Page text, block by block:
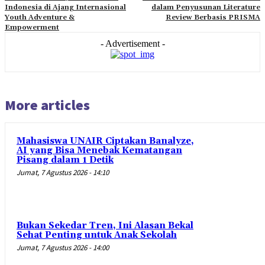
Indonesia di Ajang Internasional
Youth Adventure &
Empowerment
dalam Penyusunan Literature
Review Berbasis PRISMA
- Advertisement -
More articles
Mahasiswa UNAIR Ciptakan Banalyze,
AI yang Bisa Menebak Kematangan
Pisang dalam 1 Detik
Jumat, 7 Agustus 2026 - 14:10
Bukan Sekedar Tren, Ini Alasan Bekal
Sehat Penting untuk Anak Sekolah
Jumat, 7 Agustus 2026 - 14:00